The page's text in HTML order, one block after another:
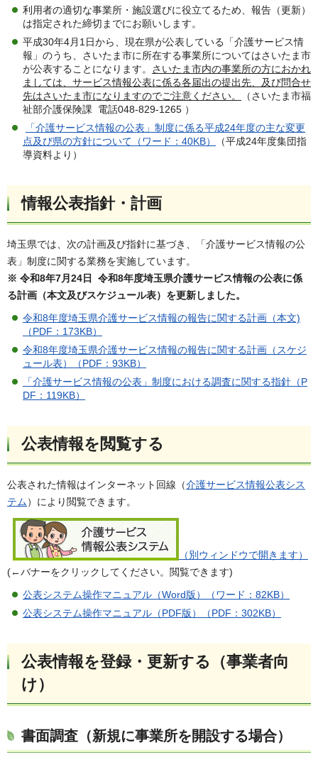
利用者の適切な事業所・施設選びに役立てるため、報告（更新）
は指定された締切までにお願いします。
平成30年4月1日から、現在県が公表している「介護サービス情
報」のうち、さいたま市に所在する事業所についてはさいたま市
が公表することになります。 さいたま市内の事業所の方におかれ
ましては、サービス情報公表に係る各届出の提出先、及び問合せ
先はさいたま市になりますのでご注意ください。
（さいたま市福
祉部介護保険課 電話048-829-1265 ）
「介護サービス情報の公表」制度に係る平成24年度の主な変更
点及び県の方針について（ワード：40KB）
（平成24年度集団指
導資料より）
情報公表指針・計画
埼玉県では、次の計画及び指針に基づき、「介護サービス情報の公
表」制度に関する業務を実施しています。
※ 令和8年7月24日 令和8年度埼玉県介護サービス情報の公表に係
る計画（本文及びスケジュール表）を更新しました。
令和8年度埼玉県介護サービス情報の報告に関する計画（本文)
（PDF：173KB）
令和8年度埼玉県介護サービス情報の報告に関する計画（スケジ
ュール表）（PDF：93KB）
「介護サービス情報の公表」制度における調査に関する指針（P
DF：119KB）
公表情報を閲覧する
公表された情報はインターネット回線（介護サービス情報公表シス
テム）により閲覧できます。
（別ウィンドウで開きます）
(←バナーをクリックしてください。閲覧できます)
公表システム操作マニュアル（Word版）（ワード：82KB）
公表システム操作マニュアル（PDF版）（PDF：302KB）
公表情報を登録・更新する（事業者向
け）
書面調査（新規に事業所を開設する場合）